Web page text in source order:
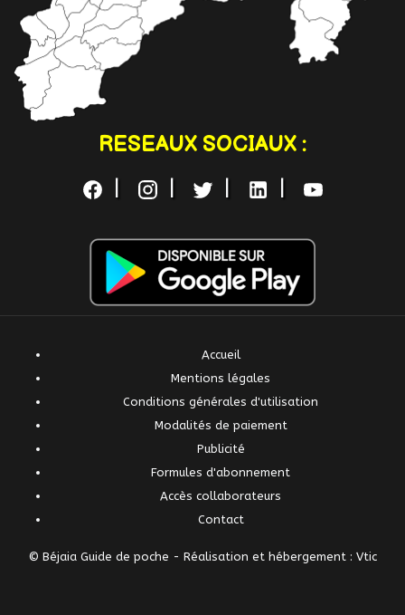
RESEAUX SOCIAUX :
Accueil
Mentions légales
Conditions générales d'utilisation
Modalités de paiement
Publicité
Formules d'abonnement
Accès collaborateurs
Contact
© Béjaia Guide de poche - Réalisation et hébergement : Vtic